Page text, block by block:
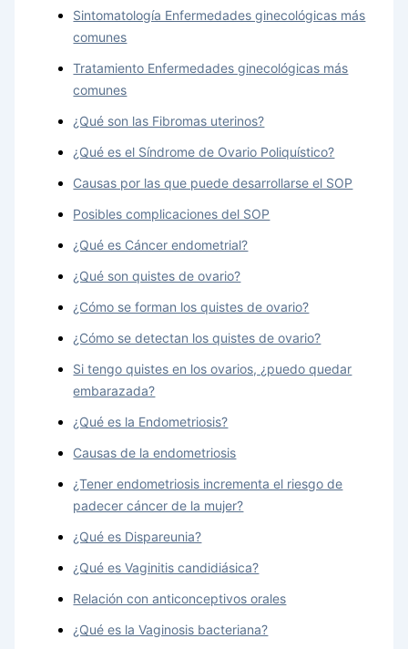
Sintomatología Enfermedades ginecológicas más
comunes
Tratamiento Enfermedades ginecológicas más
comunes
¿Qué son las Fibromas uterinos?
¿Qué es el Síndrome de Ovario Poliquístico?
Causas por las que puede desarrollarse el SOP
Posibles complicaciones del SOP
¿Qué es Cáncer endometrial?
¿Qué son quistes de ovario?
¿Cómo se forman los quistes de ovario?
¿Cómo se detectan los quistes de ovario?
Si tengo quistes en los ovarios, ¿puedo quedar
embarazada?
¿Qué es la Endometriosis?
Causas de la endometriosis
¿Tener endometriosis incrementa el riesgo de
padecer cáncer de la mujer?
¿Qué es Dispareunia?
¿Qué es Vaginitis candidiásica?
Relación con anticonceptivos orales
¿Qué es la Vaginosis bacteriana?